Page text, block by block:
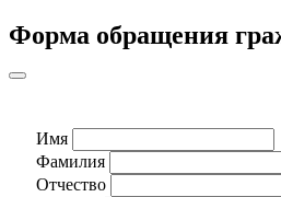
Форма обращения
Имя
Фамилия
Отчество